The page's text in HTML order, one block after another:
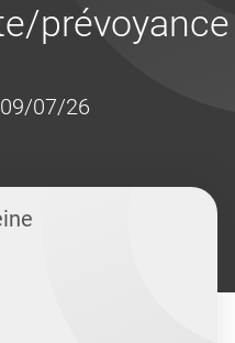
prévoyance
07/26